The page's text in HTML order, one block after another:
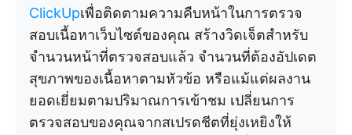
ClickUpเพื่อติดตามความคืบหน้าในการตรวจ
สอบเนื้อหาเว็บไซต์ของคุณ สร้างวิดเจ็ตสำหรับ
จำนวนหน้าที่ตรวจสอบแล้ว จำนวนที่ต้องอัปเดต
สุขภาพของเนื้อหาตามหัวข้อ หรือแม้แต่ผลงาน
ยอดเยี่ยมตามปริมาณการเข้าชม เปลี่ยนการ
ตรวจสอบของคุณจากสเปรดชีตที่ยุ่งเหยิงให้